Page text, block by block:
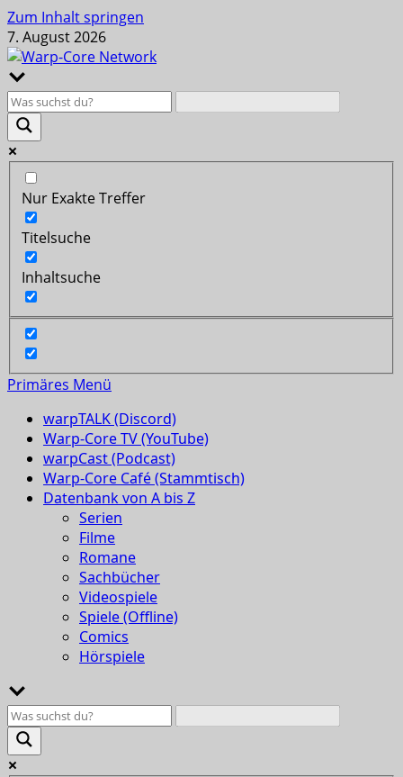
Zum Inhalt springen
7. August 2026
Nur Exakte Treffer
Titelsuche
Inhaltsuche
Primäres Menü
warpTALK (Discord)
Warp-Core TV (YouTube)
warpCast (Podcast)
Warp-Core Café (Stammtisch)
Datenbank von A bis Z
Serien
Filme
Romane
Sachbücher
Videospiele
Spiele (Offline)
Comics
Hörspiele